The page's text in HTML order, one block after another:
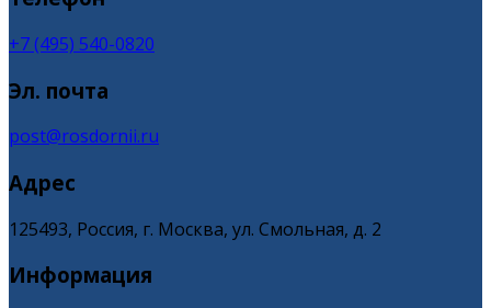
+7 (495) 540-0820
Эл. почта
post@rosdornii.ru
Адрес
125493, Россия, г. Москва, ул. Смольная, д. 2
Информация